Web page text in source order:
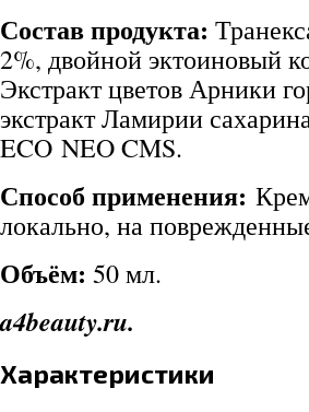
Состав продукта:
2%, двойной эктоиновый
Экстракт цветов Арники
экстракт Ламирии
ECO NEO CMS.
Способ применения:
локально, на
Объём: 50 мл.
a4beauty.ru.
Характеристики